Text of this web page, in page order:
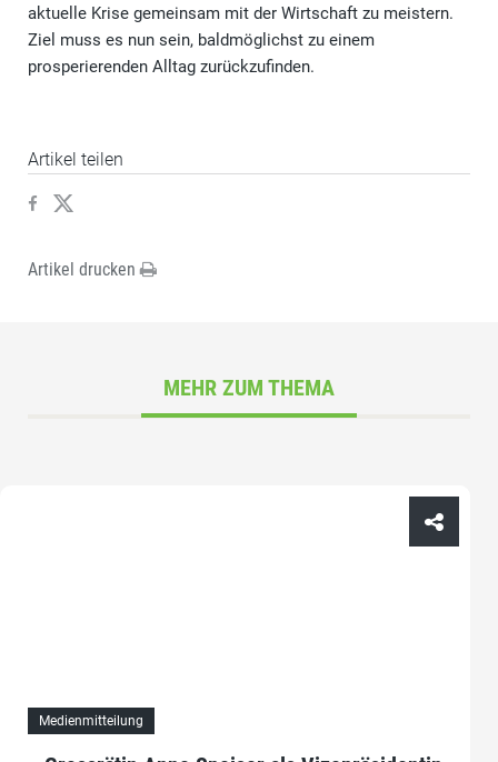
aktuelle Krise gemeinsam mit der Wirtschaft zu meistern.
Ziel muss es nun sein, baldmöglichst zu einem
prosperierenden Alltag zurückzufinden.
Artikel teilen
Artikel drucken
MEHR ZUM THEMA
Medienmitteilung